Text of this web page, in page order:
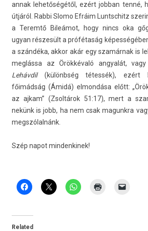
annak lehetőségétől, ezért job­ban tenné,
útjáról. Rabbi Slomo Efráim Luntschitz
a Teremtő Bileámot, hogy nincs oka
ugyan részesült a prófétaság
a szándéka, akkor akár egy szamárnak is
meglássa az Örökkévaló an­gyalát, vagy
Lehávdil (különbség tétessék), ezért
főimádság (Ámidá) el­mondása előtt:
az ajkam” (Zsoltárok 51:17), mert a
nekünk is jobb, ha nem csak magunkra
megszólalnánk.
Szép napot min­denkinek!
Related